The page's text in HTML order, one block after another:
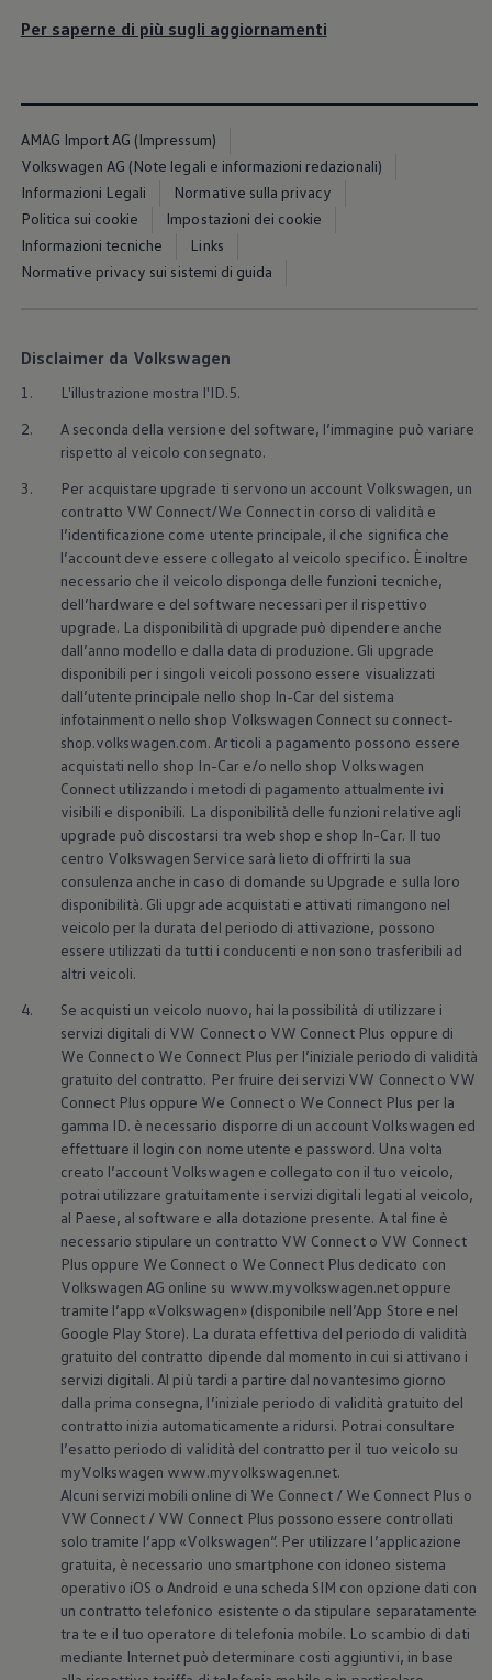
Per saperne di più sugli aggiornamenti
AMAG Import AG (Impressum)
Volkswagen AG (Note legali e informazioni redazionali)
Informazioni Legali
Normative sulla privacy
Politica sui cookie
Impostazioni dei cookie
Informazioni tecniche
Links
Normative privacy sui sistemi di guida
Disclaimer da Volkswagen
1.
L'illustrazione mostra l'ID.5.
2.
A seconda della versione del software, l’immagine può variare
rispetto al veicolo consegnato.
3.
Per acquistare upgrade ti servono un account Volkswagen, un
contratto VW Connect/We Connect in corso di validità e
l’identificazione come utente principale, il che significa che
l’account deve essere collegato al veicolo specifico. È inoltre
necessario che il veicolo disponga delle funzioni tecniche,
dell’hardware e del software necessari per il rispettivo
upgrade. La disponibilità di upgrade può dipendere anche
dall’anno modello e dalla data di produzione. Gli upgrade
disponibili per i singoli veicoli possono essere visualizzati
dall’utente principale nello shop In-Car del sistema
infotainment o nello shop Volkswagen Connect su connect-
shop.volkswagen.com. Articoli a pagamento possono essere
acquistati nello shop In-Car e/o nello shop Volkswagen
Connect utilizzando i metodi di pagamento attualmente ivi
visibili e disponibili. La disponibilità delle funzioni relative agli
upgrade può discostarsi tra web shop e shop In-Car. Il tuo
centro Volkswagen Service sarà lieto di offrirti la sua
consulenza anche in caso di domande su Upgrade e sulla loro
disponibilità. Gli upgrade acquistati e attivati rimangono nel
veicolo per la durata del periodo di attivazione, possono
essere utilizzati da tutti i conducenti e non sono trasferibili ad
altri veicoli.
4.
Se acquisti un veicolo nuovo, hai la possibilità di utilizzare i
servizi digitali di VW Connect o VW Connect Plus oppure di
We Connect o We Connect Plus per l’iniziale periodo di validità
gratuito del contratto. Per fruire dei servizi VW Connect o VW
Connect Plus oppure We Connect o We Connect Plus per la
gamma ID. è necessario disporre di un account Volkswagen ed
effettuare il login con nome utente e password. Una volta
creato l’account Volkswagen e collegato con il tuo veicolo,
potrai utilizzare gratuitamente i servizi digitali legati al veicolo,
al Paese, al software e alla dotazione presente. A tal fine è
necessario stipulare un contratto VW Connect o VW Connect
Plus oppure We Connect o We Connect Plus dedicato con
Volkswagen AG online su www.myvolkswagen.net oppure
tramite l’app «Volkswagen» (disponibile nell’App Store e nel
Google Play Store). La durata effettiva del periodo di validità
gratuito del contratto dipende dal momento in cui si attivano i
servizi digitali. Al più tardi a partire dal novantesimo giorno
dalla prima consegna, l’iniziale periodo di validità gratuito del
contratto inizia automaticamente a ridursi. Potrai consultare
l’esatto periodo di validità del contratto per il tuo veicolo su
myVolkswagen www.myvolkswagen.net.
Alcuni servizi mobili online di We Connect / We Connect Plus o
VW Connect / VW Connect Plus possono essere controllati
solo tramite l’app «Volkswagen”. Per utilizzare l’applicazione
gratuita, è necessario uno smartphone con idoneo sistema
operativo iOS o Android e una scheda SIM con opzione dati con
un contratto telefonico esistente o da stipulare separatamente
tra te e il tuo operatore di telefonia mobile. Lo scambio di dati
mediante Internet può determinare costi aggiuntivi, in base